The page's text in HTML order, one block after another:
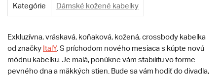
Kategórie Dámské kožené kabelky
Exkluzívna, vráskavá, koňaková, kožená, crossbody kabelka
od značky ItalY. S príchodom nového mesiaca s kúpte novú
módnu kabelku. Je malá, ponúkne vám stabilitu vo forme
pevného dna a mäkkých stien. Bude sa vám hodiť do divadla,